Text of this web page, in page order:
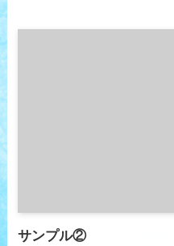
サンプル②